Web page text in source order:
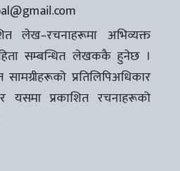
लेख–रचनाहरूमा अभिव्यक्त
सम्बन्धित लेखककै हुनेछ ।
प्रतिलिपिअधिकार
प्रकाशित रचनाहरूको